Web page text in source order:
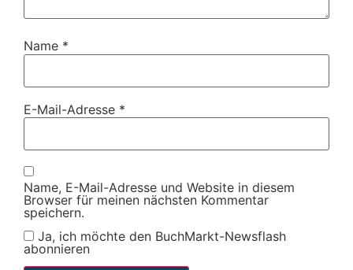
Name *
E-Mail-Adresse *
Name, E-Mail-Adresse und Website in diesem
Browser für meinen nächsten Kommentar
speichern.
Ja, ich möchte den BuchMarkt-Newsflash
abonnieren